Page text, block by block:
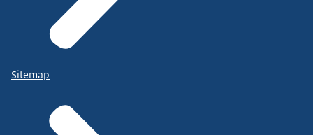
Sitemap